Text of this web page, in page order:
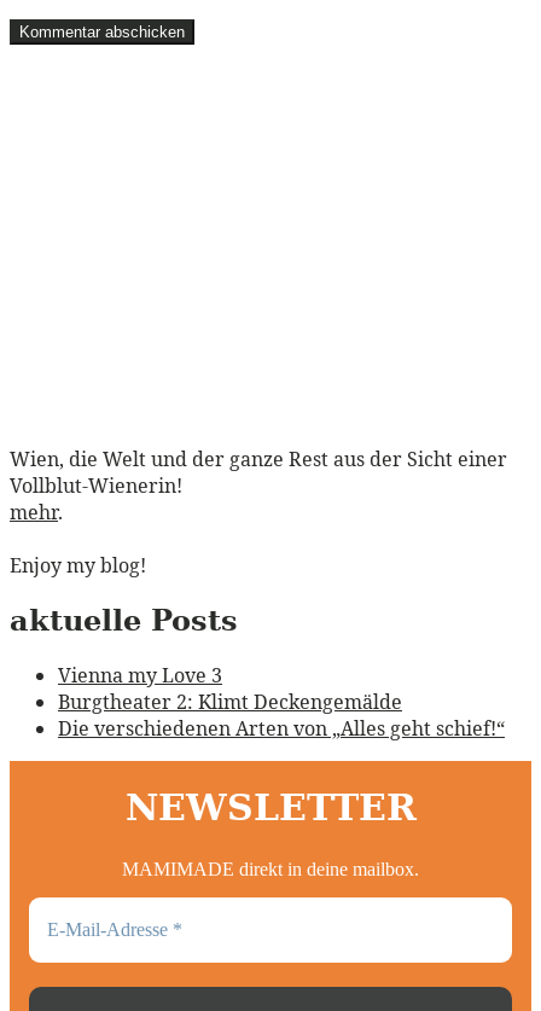
Wien, die Welt und der ganze Rest aus der Sicht einer
Vollblut-Wienerin!
mehr.
Enjoy my blog!
aktuelle Posts
Vienna my Love 3
Burgtheater 2: Klimt Deckengemälde
Die verschiedenen Arten von „Alles geht schief!“
NEWSLETTER
MAMIMADE direkt in deine mailbox.